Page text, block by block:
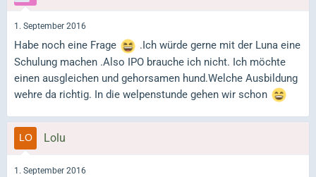
1. September 2016
Habe noch eine Frage
.Ich würde gerne mit der Luna eine
Schulung machen .Also IPO brauche ich nicht. Ich möchte
einen ausgleichen und gehorsamen hund.Welche Ausbildung
wehre da richtig. In die welpenstunde gehen wir schon
Lolu
1. September 2016